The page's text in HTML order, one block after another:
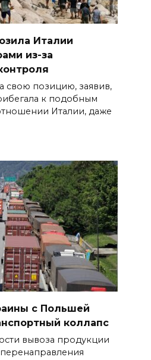
Италии
из-за
свою позицию, заявив,
к подобным
Италии, даже
с Польшей
коллапс
вывоза продукции